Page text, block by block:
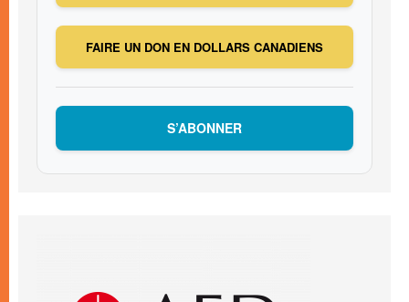
FAIRE UN DON EN DOLLARS CANADIENS
S’ABONNER